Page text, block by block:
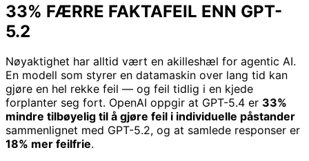
33% FÆRRE FAKTAFEIL ENN GPT-
5.2
Nøyaktighet har alltid vært en akilleshæl for agentic AI.
En modell som styrer en datamaskin over lang tid kan
gjøre en hel rekke feil — og feil tidlig i en kjede
forplanter seg fort. OpenAI oppgir at GPT-5.4 er 33%
mindre tilbøyelig til å gjøre feil i individuelle påstander
sammenlignet med GPT-5.2, og at samlede responser er
18% mer feilfrie.